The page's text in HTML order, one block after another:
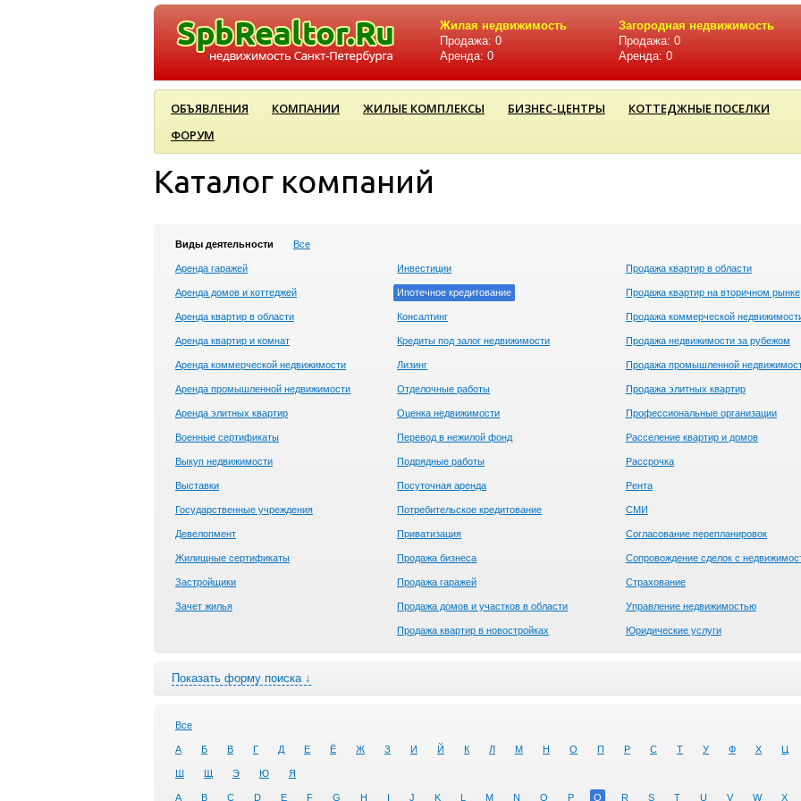
Жилая недвижимость
Продажа: 0
Аренда: 0
Загородная недвижимость
Продажа: 0
Аренда: 0
ОБЪЯВЛЕНИЯ КОМПАНИИ ЖИЛЫЕ КОМПЛЕКСЫ БИЗНЕС-ЦЕНТРЫ
КОТТЕДЖНЫЕ ПОСЕЛКИ
ФОРУМ
Каталог компаний
Виды деятельности Все
Аренда гаражей
Аренда домов и коттеджей
Аренда квартир в области
Аренда квартир и комнат
Аренда коммерческой недвижимости
Аренда промышленной недвижимости
Аренда элитных квартир
Военные сертификаты
Выкуп недвижимости
Выставки
Государственные учреждения
Девелопмент
Жилищные сертификаты
Застройщики
Зачет жилья
Инвестиции
Ипотечное кредитование
Консалтинг
Кредиты под залог недвижимости
Лизинг
Отделочные работы
Оценка недвижимости
Перевод в нежилой фонд
Подрядные работы
Посуточная аренда
Потребительское кредитование
Приватизация
Продажа бизнеса
Продажа гаражей
Продажа домов и участков в области
Продажа квартир в новостройках
Продажа квартир в области
Продажа квартир на вторичном рынке
Продажа коммерческой
Продажа недвижимости за рубежом
Продажа промышленной
Продажа элитных квартир
Профессиональные организации
Расселение квартир и домов
Рассрочка
Рента
СМИ
Согласование перепланировок
Сопровождение сделок с
Страхование
Управление недвижимостью
Юридические услуги
Показать форму поиска ↓
Все
А Б В Г Д Е Ё Ж З И Й К Л М Н О П Р С Т У Ф Х Ц
Ш Щ Э Ю Я
A B C D E F G H I J K L M N O P Q R S T U V W X